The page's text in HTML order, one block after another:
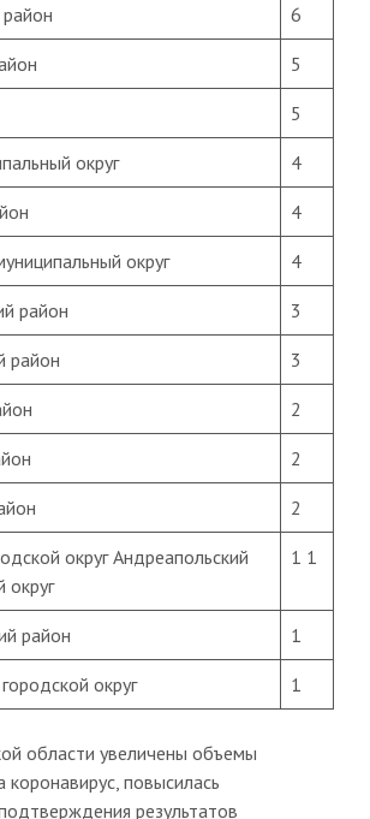
6
5
5
округ 4
4
муниципальный округ 4
район 3
район 3
2
район 2
2
округ Андреапольский
округ
1 1
район 1
округ 1
увеличены объемы
коронавирус, повысилась
результатов